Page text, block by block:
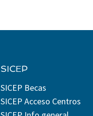
SICEP
SICEP Becas
SICEP Acceso Centros